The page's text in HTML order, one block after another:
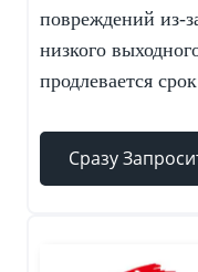
повреждений из-
низкого
продлевается
Сразу